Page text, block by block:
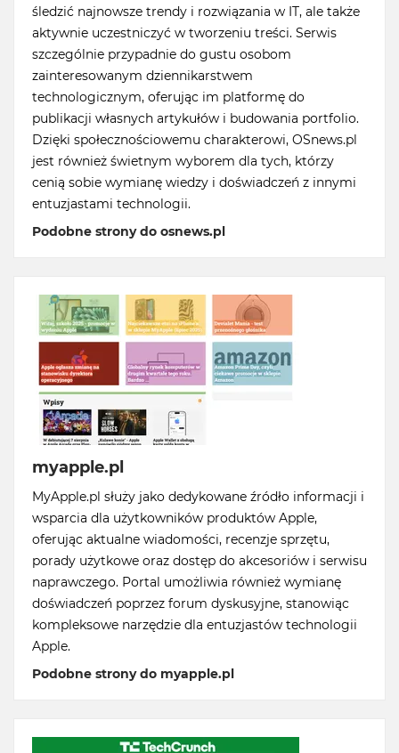
śledzić najnowsze trendy i rozwiązania w IT, ale także
aktywnie uczestniczyć w tworzeniu treści. Serwis
szczególnie przypadnie do gustu osobom
zainteresowanym dziennikarstwem
technologicznym, oferując im platformę do
publikacji własnych artykułów i budowania portfolio.
Dzięki społecznościowemu charakterowi, OSnews.pl
jest również świetnym wyborem dla tych, którzy
cenią sobie wymianę wiedzy i doświadczeń z innymi
entuzjastami technologii.
Podobne strony do osnews.pl
myapple.pl
MyApple.pl służy jako dedykowane źródło informacji i
wsparcia dla użytkowników produktów Apple,
oferując aktualne wiadomości, recenzje sprzętu,
porady użytkowe oraz dostęp do akcesoriów i serwisu
naprawczego. Portal umożliwia również wymianę
doświadczeń poprzez forum dyskusyjne, stanowiąc
kompleksowe narzędzie dla entuzjastów technologii
Apple.
Podobne strony do myapple.pl